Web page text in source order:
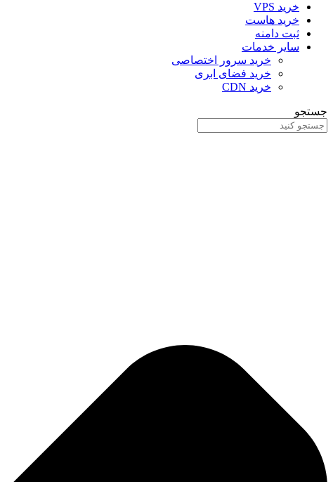
خرید VPS
خرید هاست
ثبت دامنه
سایر خدمات
خرید سرور اختصاصی
خرید فضای ابری
خرید CDN
جستجو